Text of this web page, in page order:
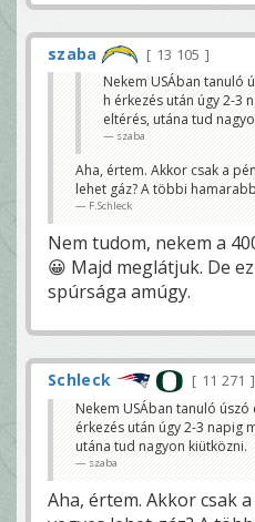
szaba
13 105
Nekem USÁban tanuló
h érkezés után úgy 2-3
eltérés, utána tud
szaba
Aha, értem. Akkor csak a
lehet gáz? A többi
F.Schleck
Nem tudom, nekem a
😀 Majd meglátjuk. De
spúrsága amúgy.
Schleck 11 271
Nekem USÁban tanuló
érkezés után úgy 2-3 napig
utána tud nagyon kiütközni.
szaba
Aha, értem. Akkor csak